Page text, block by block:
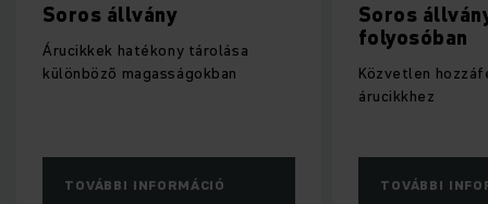
Soros állvány
Árucikkek hatékony tárolása
különböző magasságokban
TOVÁBBI INFORMÁCIÓ
Soros
folyosóban
Közvetlen
árucikkhez
TOVÁBBI